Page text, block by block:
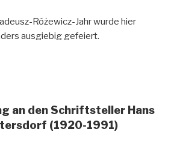
Różewicz-Jahr wurde hier
ausgiebig gefeiert.
an den Schriftsteller Hans
(1920-1991)